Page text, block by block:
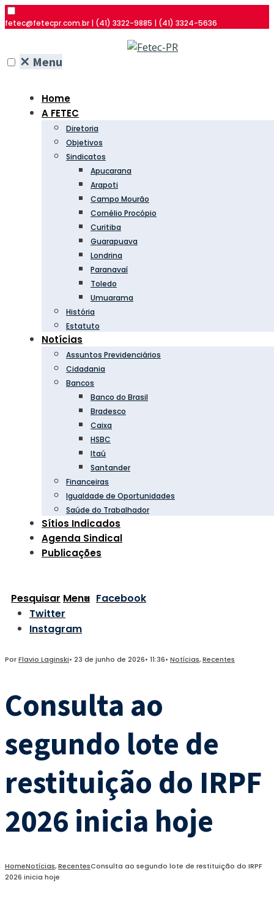
fetec@fetecpr.com.br | (41) 3322-9885 | (41) 3324-5636
✕ Menu
Home
A FETEC
Diretoria
Objetivos
Sindicatos
Apucarana
Arapoti
Campo Mourão
Cornélio Procópio
Curitiba
Guarapuava
Londrina
Paranavaí
Toledo
Umuarama
História
Estatuto
Notícias
Assuntos Previdenciários
Cidadania
Bancos
Banco do Brasil
Bradesco
Caixa
HSBC
Itaú
Santander
Financeiras
Igualdade de Oportunidades
Saúde do Trabalhador
Sítios Indicados
Agenda Sindical
Publicações
Pesquisar Menu Facebook
Twitter
Instagram
PorFlavio Laginski• 23 de junho de 2026• 11:36• Notícias,Recentes
Consulta ao
segundo lote de
restituição do IRPF
2026 inicia hoje
HomeNotícias,RecentesConsulta ao segundo lote de restituição do IRPF
2026 inicia hoje